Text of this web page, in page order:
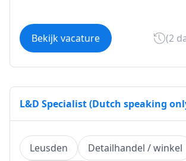
Bekijk vacature (2
L&D Specialist (Dutch speaking
Leusden Detailhandel / winkel